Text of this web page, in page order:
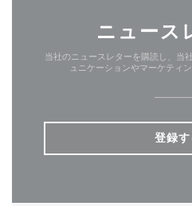
ニュース
当社のニュースレターを購読し、当
ュニケーションやマーケティ
登録す